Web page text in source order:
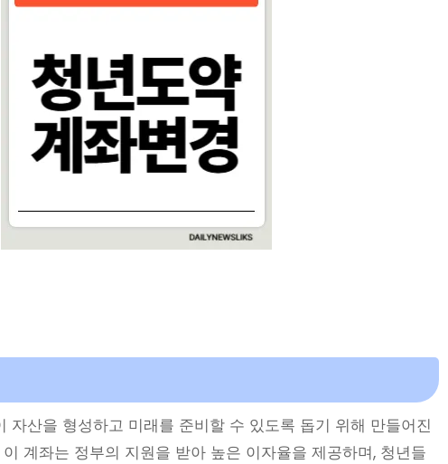
자산을 형성하고 미래를 준비할 수 있도록 돕기 위해 만들어진
계좌는 정부의 지원을 받아 높은 이자율을 제공하며, 청년들